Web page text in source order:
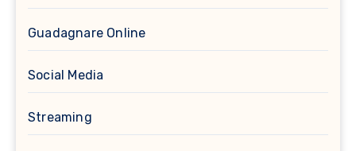
Guadagnare Online
Social Media
Streaming